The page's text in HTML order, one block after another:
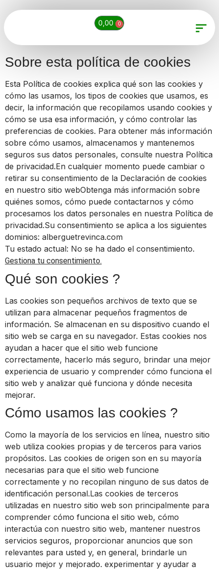
0,00€0
Sobre esta política de cookies
Esta Política de cookies explica qué son las cookies y
cómo las usamos, los tipos de cookies que usamos, es
decir, la información que recopilamos usando cookies y
cómo se usa esa información, y cómo controlar las
preferencias de cookies. Para obtener más información
sobre cómo usamos, almacenamos y mantenemos
seguros sus datos personales, consulte nuestra Política
de privacidad.En cualquier momento puede cambiar o
retirar su consentimiento de la Declaración de cookies
en nuestro sitio webObtenga más información sobre
quiénes somos, cómo puede contactarnos y cómo
procesamos los datos personales en nuestra Política de
privacidad.Su consentimiento se aplica a los siguientes
dominios: alberguetrevinca.com
Tu estado actual: No se ha dado el consentimiento.
Gestiona tu consentimiento.
Qué son cookies ?
Las cookies son pequeños archivos de texto que se
utilizan para almacenar pequeños fragmentos de
información. Se almacenan en su dispositivo cuando el
sitio web se carga en su navegador. Estas cookies nos
ayudan a hacer que el sitio web funcione
correctamente, hacerlo más seguro, brindar una mejor
experiencia de usuario y comprender cómo funciona el
sitio web y analizar qué funciona y dónde necesita
mejorar.
Cómo usamos las cookies ?
Como la mayoría de los servicios en línea, nuestro sitio
web utiliza cookies propias y de terceros para varios
propósitos. Las cookies de origen son en su mayoría
necesarias para que el sitio web funcione
correctamente y no recopilan ninguno de sus datos de
identificación personal.Las cookies de terceros
utilizadas en nuestro sitio web son principalmente para
comprender cómo funciona el sitio web, cómo
interactúa con nuestro sitio web, mantener nuestros
servicios seguros, proporcionar anuncios que son
relevantes para usted y, en general, brindarle un
usuario mejor y mejorado. experimentar y ayudar a